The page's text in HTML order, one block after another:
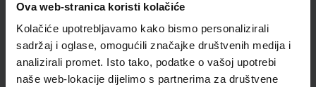
Ova web-stranica koristi kolačiće
Kolačiće upotrebljavamo kako bismo personalizirali
sadržaj i oglase, omogućili značajke društvenih medija i
analizirali promet. Isto tako, podatke o vašoj upotrebi
naše web-lokacije dijelimo s partnerima za društvene